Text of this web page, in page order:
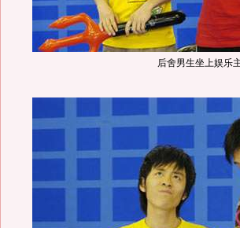
后舍男生坐上娱乐